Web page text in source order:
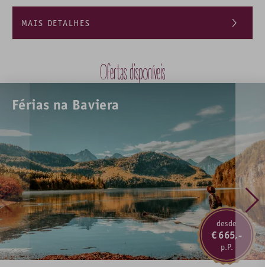
MAIS DETALHES
Alguns quartos de casal podem ser reservados para uso
individual (1 pessoa) e mediante solicitação.
Cama adicional para crianças está disponível mediante
solicitação na categoria Suite AllgäuGlück.
Garantia de vista para os castelos nas categorias
KÖNIGSNEST e ALPENTRAUM com um custo adicional
diário de € 25,00 (sujeito à disponibilidade).
Nossas suítes já incluem no preço a vista para os
castelos.
Pensão especial incui: Café da manhã buffet | Almoço:
saladas, sopa do dia e prato do dia | lanche da tarde:
bolos e tortas caseiros | Jantar: Menu de 4 entradas
Ofertas disponíveis
Férias na Baviera
desde
665,-